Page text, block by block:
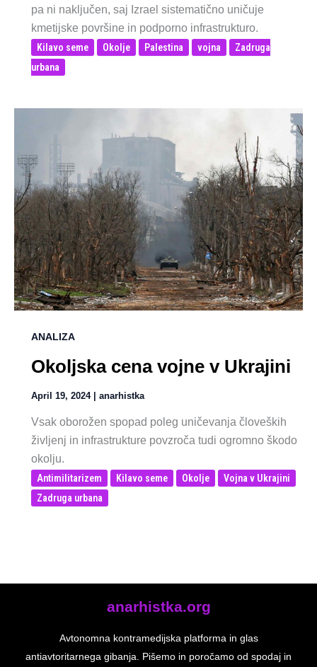
pa ni naključen, saj Izrael sistematično uničuje
kmetijske površine in podporno infrastrukturo.
Kilavo seme Okolje Palestina vojna
Zadruga
urbana
ANALIZA
Okoljska cena vojne v Ukrajini
April 19, 2024 | anarhistka
Vsak oborožen spopad poleg uničevanja človeških
življenj in infrastrukture povzroča tudi ogromno škodo
okolju.
Antimilitarizem Kilavo seme Okolje
Vojna v Ukrajini
Zadruga urbana
anarhistka.org
Avtonomna kontramedijska platforma in glas
antiavtoritarnega gibanja. Pišemo in poročamo od spodaj in